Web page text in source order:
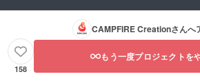
CAMPFIRE Creationさんへ
158
もう一度プロジェクトを